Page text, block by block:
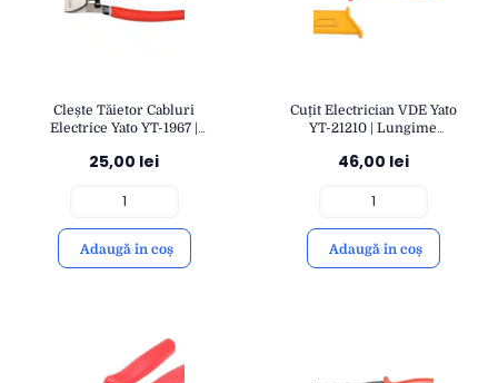
Clește Tăietor Cabluri
Electrice Yato YT-1967 |
CRV Durabil | YATO
25,00 lei
Adaugă în coș
Cuțit Electrician VDE Yato
YT-21210 | Lungime
1000V | Tăiere Precizie și
46,00 lei
Adaugă în coș